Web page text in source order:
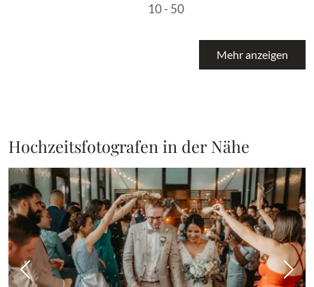
10 - 50
Mehr anzeigen
Hochzeitsfotografen in der Nähe
Vorheriges Bild